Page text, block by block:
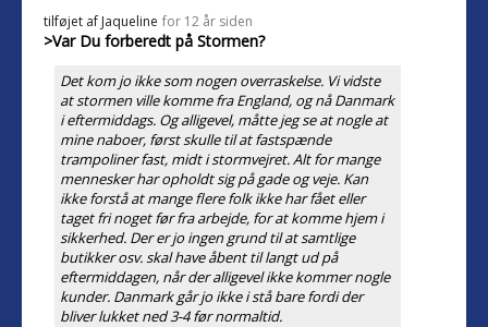
tilføjet af Jaqueline for 12 år siden
>Var Du forberedt på Stormen?
Det kom jo ikke som nogen overraskelse. Vi vidste
at stormen ville komme fra England, og nå Danmark
i eftermiddags. Og alligevel, måtte jeg se at nogle at
mine naboer, først skulle til at fastspænde
trampoliner fast, midt i stormvejret. Alt for mange
mennesker har opholdt sig på gade og veje. Kan
ikke forstå at mange flere folk ikke har fået eller
taget fri noget før fra arbejde, for at komme hjem i
sikkerhed. Der er jo ingen grund til at samtlige
butikker osv. skal have åbent til langt ud på
eftermiddagen, når der alligevel ikke kommer nogle
kunder. Danmark går jo ikke i stå bare fordi der
bliver lukket ned 3-4 før normaltid.